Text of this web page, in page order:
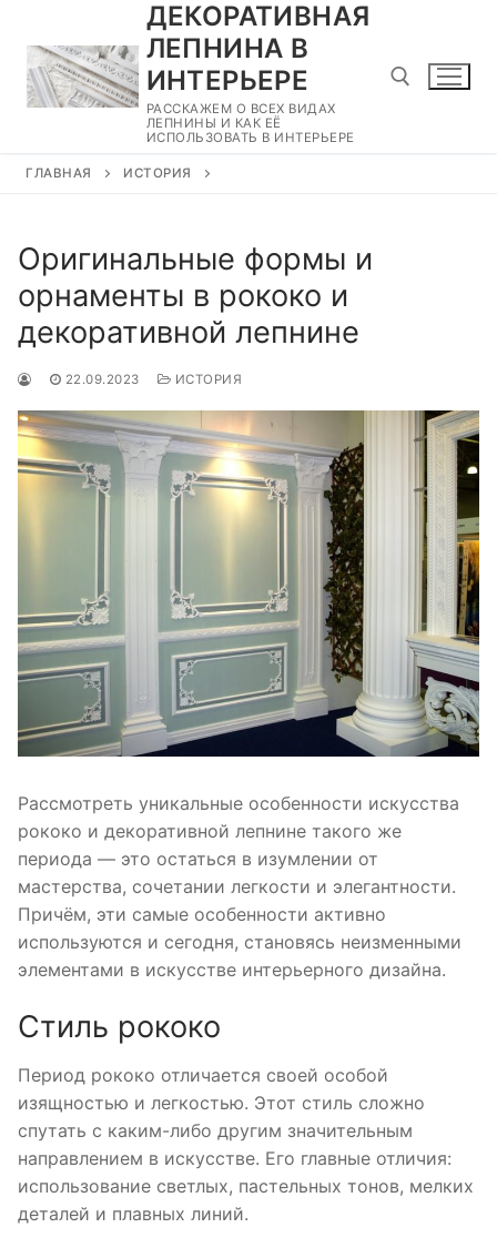
содержимому
ДЕКОРАТИВНАЯ
ЛЕПНИНА В
ИНТЕРЬЕРЕ
РАССКАЖЕМ О ВСЕХ ВИДАХ
ЛЕПНИНЫ И КАК ЕЁ
ИСПОЛЬЗОВАТЬ В ИНТЕРЬЕРЕ
ГЛАВНАЯ ИСТОРИЯ
Оригинальные формы и
орнаменты в рококо и
декоративной лепнине
22.09.2023 ИСТОРИЯ
Рассмотреть уникальные особенности искусства
рококо и декоративной лепнине такого же
периода — это остаться в изумлении от
мастерства, сочетании легкости и элегантности.
Причём, эти самые особенности активно
используются и сегодня, становясь неизменными
элементами в искусстве интерьерного дизайна.
Стиль рококо
Период рококо отличается своей особой
изящностью и легкостью. Этот стиль сложно
спутать с каким-либо другим значительным
направлением в искусстве. Его главные отличия:
использование светлых, пастельных тонов, мелких
деталей и плавных линий.